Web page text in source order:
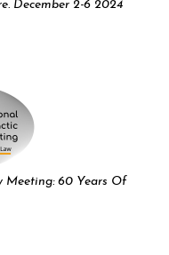
December 2-6 2024
Meeting: 60 Years Of